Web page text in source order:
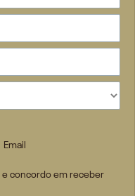
Email
e concordo em receber